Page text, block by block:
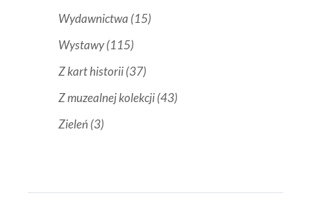
Wydawnictwa (15)
Wystawy(115)
Z kart historii(37)
Z muzealnej kolekcji(43)
Zieleń (3)